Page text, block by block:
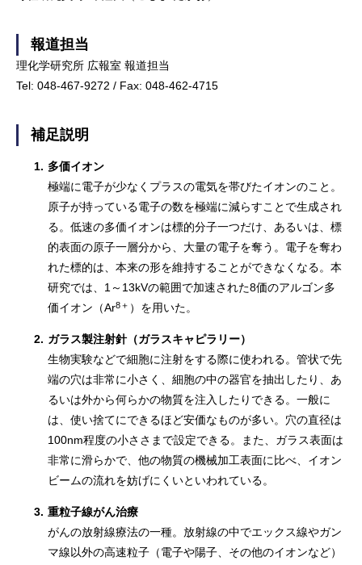
報道担当
理化学研究所 広報室 報道担当
Tel: 048-467-9272 / Fax: 048-462-4715
補足説明
1. 多価イオン
極端に電子が少なくプラスの電気を帯びたイオンのこと。
原子が持っている電子の数を極端に減らすことで生成され
る。低速の多価イオンは標的分子一つだけ、あるいは、標
的表面の原子一層分から、大量の電子を奪う。電子を奪わ
れた標的は、本来の形を維持することができなくなる。本
研究では、1～13kVの範囲で加速された8価のアルゴン多
価イオン（Ar8＋ ）を用いた。
2. ガラス製注射針（ガラスキャピラリー）
生物実験などで細胞に注射をする際に使われる。管状で先
端の穴は非常に小さく、細胞の中の器官を抽出したり、あ
るいは外から何らかの物質を注入したりできる。一般に
は、使い捨てにできるほど安価なものが多い。穴の直径は
100nm程度の小ささまで設定できる。また、ガラス表面は
非常に滑らかで、他の物質の機械加工表面に比べ、イオン
ビームの流れを妨げにくいといわれている。
3. 重粒子線がん治療
がんの放射線療法の一種。放射線の中でエックス線やガン
マ線以外の高速粒子（電子や陽子、その他のイオンなど）